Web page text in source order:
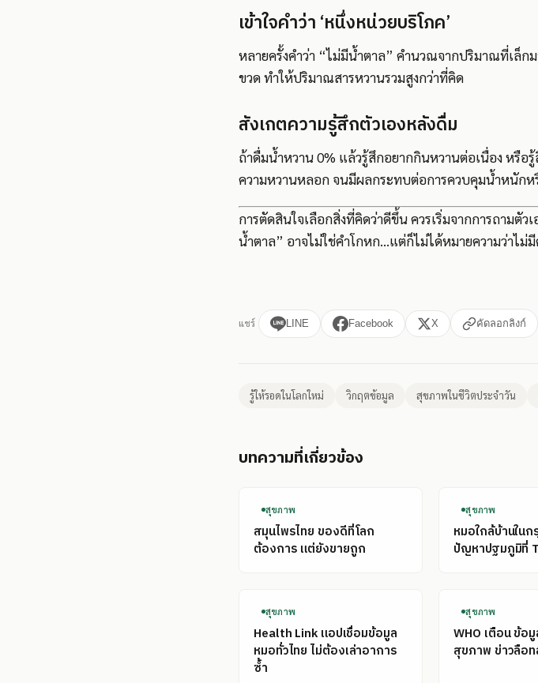
เข้าใจคำว่า ‘หนึ่งหน่วยบริโภค’
หลายครั้งคำว่า “ไม่มีน้ำตาล” คำนวณจากปริมาณที่เล็ก
ขวด ทำให้ปริมาณสารหวานรวมสูงกว่าที่คิด
สังเกตความรู้สึกตัวเองหลังดื่ม
ถ้าดื่มน้ำหวาน 0% แล้วรู้สึกอยากกินหวานต่อเนื่อง หรื
ความหวานหลอก จนมีผลกระทบต่อการควบคุมน้ำหนักห
การตัดสินใจเลือกสิ่งที่คิดว่าดีขึ้น ควรเริ่มจากการถามตั
น้ำตาล” อาจไม่ใช่คำโกหก...แต่ก็ไม่ได้หมายความว่าไม่
แชร์ LINE Facebook X คัดลอกลิงก์
รู้ให้รอดในโลกใหม่ วิกฤตข้อมูล สุขภาพในชีวิตประจำวัน
บทความที่เกี่ยวข้อง
สุขภาพ
สมุนไพรไทย ของดีที่โลก
ต้องการ แต่ยังขายถูก
สุขภาพ
หมอใกล้บ้านในก
ปัญหาปฐมภูมิที่
สุขภาพ
Health Link แอปเชื่อมข้อมูล
หมอทั่วไทย ไม่ต้องเล่าอาการ
ซ้ำ
สุขภาพ
WHO เตือน ข้อ
สุขภาพ ข่าวลือ